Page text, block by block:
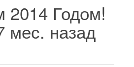
Годом!
мес. назад